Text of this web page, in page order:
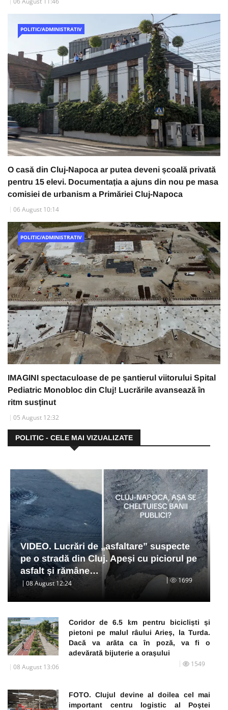
POLITIC/ADMINISTRATIV
O casă din Cluj-Napoca ar putea deveni școală privată
pentru 15 elevi. Documentația a ajuns din nou pe masa
comisiei de urbanism a Primăriei Cluj-Napoca
06 August 10:14
POLITIC/ADMINISTRATIV
IMAGINI spectaculoase de pe șantierul viitorului Spital
Pediatric Monobloc din Cluj! Lucrările avansează în
ritm susținut
05 August 12:32
POLITIC - CELE MAI VIZUALIZATE
VIDEO. Lucrări de „asfaltare” suspecte
pe o stradă din Cluj. Apeși cu piciorul pe
asfalt și rămâne…
08 August 12:24 1699
Coridor de 6.5 km pentru bicicliști și
pietoni pe malul râului Arieș, la Turda.
Dacă va arăta ca în poză, va fi o
adevărată bijuterie a orașului
08 August 13:06 1549
FOTO. Clujul devine al doilea cel mai
important centru logistic al Poștei